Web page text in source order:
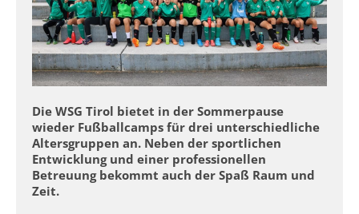
Die WSG Tirol bietet in der Sommerpause
wieder Fußballcamps für drei unterschiedliche
Altersgruppen an. Neben der sportlichen
Entwicklung und einer professionellen
Betreuung bekommt auch der Spaß Raum und
Zeit.